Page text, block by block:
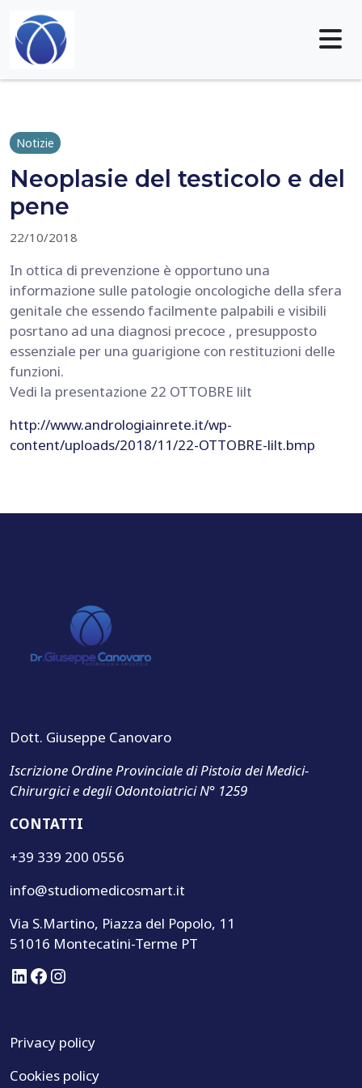
Notizie
Neoplasie del testicolo e del
pene
22/10/2018
In ottica di prevenzione è opportuno una
informazione sulle patologie oncologiche della sfera
genitale che essendo facilmente palpabili e visibili
posrtano ad una diagnosi precoce , presupposto
essenziale per una guarigione con restituzioni delle
funzioni.
Vedi la presentazione 22 OTTOBRE lilt
http://www.andrologiainrete.it/wp-
content/uploads/2018/11/22-OTTOBRE-lilt.bmp
Dott. Giuseppe Canovaro
Iscrizione Ordine Provinciale di Pistoia dei Medici-
Chirurgici e degli Odontoiatrici N° 1259
CONTATTI
+39 339 200 0556
info@studiomedicosmart.it
Via S.Martino, Piazza del Popolo, 11
51016 Montecatini-Terme PT
LinkedIn Facebook Instagram
Privacy policy
Cookies policy